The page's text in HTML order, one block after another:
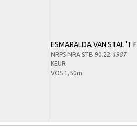
ESMARALDA VAN STAL 'T
NRPS NRA STB 90.22 1987
KEUR
VOS 1,50m